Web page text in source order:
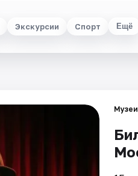
Экскурсии Спорт Ещё
Музеи